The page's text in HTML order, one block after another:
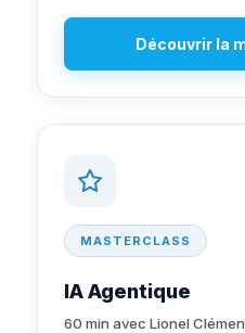
Découvrir la
MASTERCLASS
IA Agentique
60 min avec Lionel